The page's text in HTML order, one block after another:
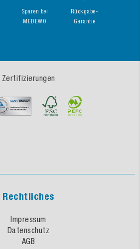
Sparen bei
MEDEWO
Rückgabe-
Garantie
Zertifizierungen
Rechtliches
Impressum
Datenschutz
AGB